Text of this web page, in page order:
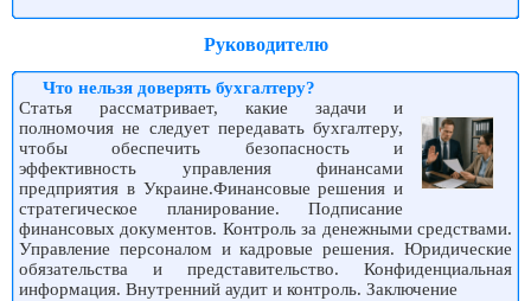
Руководителю
Что нельзя доверять бухгалтеру?
Статья рассматривает, какие задачи и
полномочия не следует передавать бухгалтеру,
чтобы обеспечить безопасность и
эффективность управления финансами
предприятия в Украине.Финансовые решения и
стратегическое планирование. Подписание
финансовых документов. Контроль за денежными средствами.
Управление персоналом и кадровые решения. Юридические
обязательства и представительство. Конфиденциальная
информация. Внутренний аудит и контроль. Заключение